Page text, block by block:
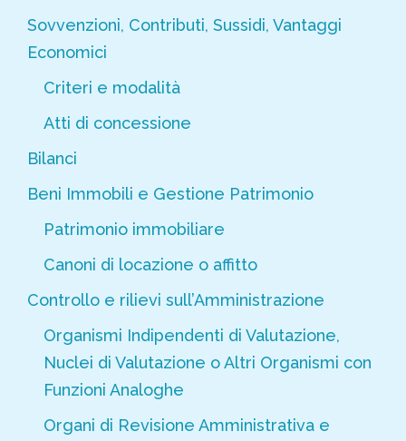
Sovvenzioni, Contributi, Sussidi, Vantaggi
Economici
Criteri e modalità
Atti di concessione
Bilanci
Beni Immobili e Gestione Patrimonio
Patrimonio immobiliare
Canoni di locazione o affitto
Controllo e rilievi sull’Amministrazione
Organismi Indipendenti di Valutazione,
Nuclei di Valutazione o Altri Organismi con
Funzioni Analoghe
Organi di Revisione Amministrativa e